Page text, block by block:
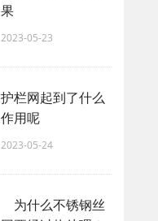
果
2023-05-23
护栏网起到了什么
作用呢
2023-05-24
为什么不锈钢丝